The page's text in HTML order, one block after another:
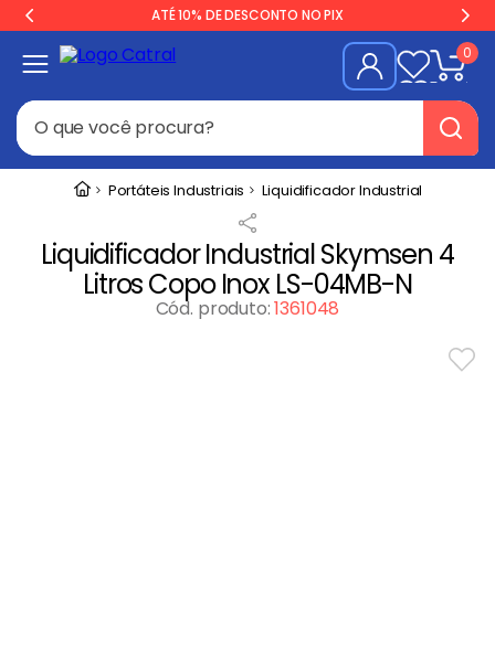
ATÉ 10% DE DESCONTO NO PIX
0
O que você procura?
Portáteis Industriais Liquidificador Industrial
Liquidificador Industrial Skymsen 4
Litros Copo Inox LS-04MB-N
Cód. produto:1361048
Termos mais buscados
2º Geladeira
Balança